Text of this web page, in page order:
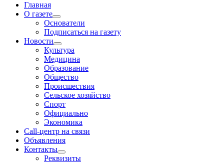
Главная
О газете
Основатели
Подписаться на газету
Новости
Культура
Медицина
Образование
Общество
Происшествия
Сельское хозяйство
Спорт
Официально
Экономика
Call-центр на связи
Объявления
Контакты
Реквизиты